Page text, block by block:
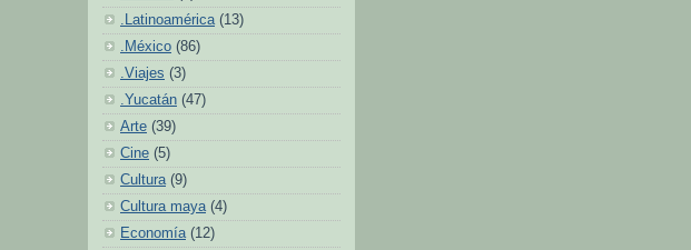
.Latinoamérica (13)
.México (86)
.Viajes (3)
.Yucatán (47)
Arte (39)
Cine (5)
Cultura (9)
Cultura maya (4)
Economía (12)